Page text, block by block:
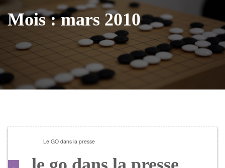
Mois :mars 2010
Le GO dans la presse